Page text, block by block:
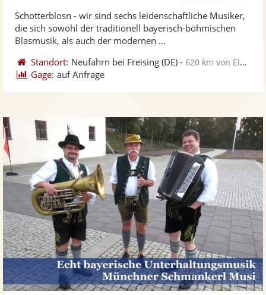
Fotos
5
Schotterblosn - wir sind sechs leidenschaftliche Musiker,
die sich sowohl der traditionell bayerisch-böhmischen
Blasmusik, als auch der modernen ...
Standort: Neufahrn bei Freising (DE) -620 km von Elmshorn
Gage: auf Anfrage